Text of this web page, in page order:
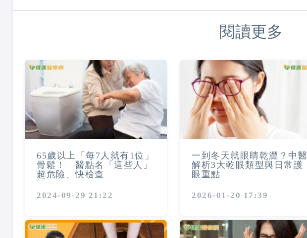
閱讀更多
65歲以上「每7人就有1位」
骨鬆！ 醫點名「這些人」
超危險、快檢查
2024-09-29 21:22
一到冬天就眼睛乾澀？中醫
解析3大乾眼類型與日常護
眼重點
2026-01-20 17:39